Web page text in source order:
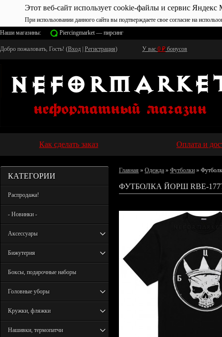
Этот веб-сайт использует cookie-файлы и сервис Яндекс
При использовании данного сайта вы подтверждаете свое согласие на
Наши магазины:
Piercingmarket — пирсинг
Добро пожаловать, Гость! (Вход Регистрация) У вас 0 ₽ бонусов
Как сделать заказ Оплата и
КАТЕГОРИИ
Распродажа!
- Новинки -
Аксессуары
Бижутерия
Боксы, подарочные наборы
Головные уборы
Кружки, фляжки
Нашивки, термопатчи
Главная » Одежда » Футболки »
ФУТБОЛКА ЙОРШ RBE-